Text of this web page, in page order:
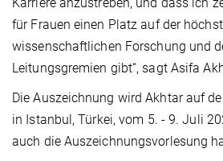
für Frauen einen Platz auf der
wissenschaftlichen Forschung und
Leitungsgremien gibt“, sagt Asifa
Die Auszeichnung wird Akhtar auf
in Istanbul, Türkei, vom 5. - 9. Juli
auch die Auszeichnungsvorlesung